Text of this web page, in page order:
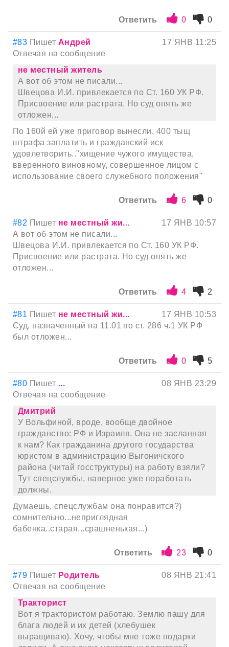
Ответить 0 0
#83 Пишет Андрей
17 ЯНВ 11:25
Отвечая на сообщение
не местный житель
А вот об этом не писали...
Швецова И.И. привлекается по Ст. 160 УК РФ.
Присвоение или растрата. Но суд опять же
отложен...
По 160й ей уже приговор вынесли, 400 тыщ
штрафа заплатить и гражданский иск
удовлетворить.."хищение чужого имущества,
вверенного виновному, совершенное лицом с
использование своего служебного положения"
Ответить 6 0
#82 Пишет не местный жи...
17 ЯНВ 10:57
А вот об этом не писали...
Швецова И.И. привлекается по Ст. 160 УК РФ.
Присвоение или растрата. Но суд опять же
отложен...
Ответить 4 2
#81 Пишет не местный жи...
17 ЯНВ 10:53
Суд, назначенный на 11.01 по ст. 286 ч.1 УК РФ
был отложен...
Ответить 0 5
#80 Пишет ...
08 ЯНВ 23:29
Отвечая на сообщение
Дмитрий
У Вольфиной, вроде, вообще двойное
гражданство: РФ и Израиля. Она не засланная
к нам? Как гражданина другого государства
юристом в администрацию Выгоничского
района (читай госструктуры) на работу взяли?
Тут спецслужбы, наверное уже поработать
должны.
Думаешь, спецслужбам она понравится?)
сомнительно...неприглядная
бабенка..старая...срашненькая...)
Ответить 23 0
#79 Пишет Родитель
08 ЯНВ 21:41
Отвечая на сообщение
Тракторист
Вот я трактористом работаю. Землю пашу для
блага людей и их детей (хлебушек
выращиваю). Хочу, чтобы мне тоже подарки